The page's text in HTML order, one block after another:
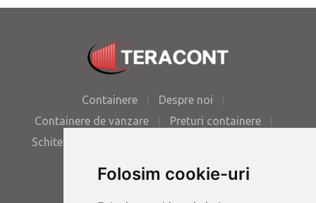
Folosim cookie-uri
Containere
Despre noi
Containere de vanzare
Preturi containere
Schite containere